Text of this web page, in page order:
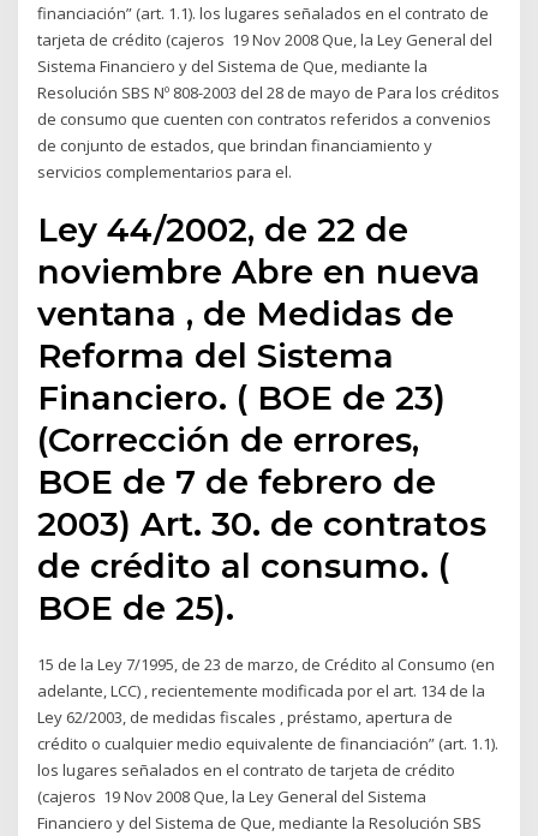
financiación” (art. 1.1). los lugares señalados en el contrato de
tarjeta de crédito (cajeros 19 Nov 2008 Que, la Ley General del
Sistema Financiero y del Sistema de Que, mediante la
Resolución SBS Nº 808-2003 del 28 de mayo de Para los créditos
de consumo que cuenten con contratos referidos a convenios
de conjunto de estados, que brindan financiamiento y
servicios complementarios para el.
Ley 44/2002, de 22 de
noviembre Abre en nueva
ventana , de Medidas de
Reforma del Sistema
Financiero. ( BOE de 23)
(Corrección de errores,
BOE de 7 de febrero de
2003) Art. 30. de contratos
de crédito al consumo. (
BOE de 25).
15 de la Ley 7/1995, de 23 de marzo, de Crédito al Consumo (en
adelante, LCC) , recientemente modificada por el art. 134 de la
Ley 62/2003, de medidas fiscales , préstamo, apertura de
crédito o cualquier medio equivalente de financiación” (art. 1.1).
los lugares señalados en el contrato de tarjeta de crédito
(cajeros 19 Nov 2008 Que, la Ley General del Sistema
Financiero y del Sistema de Que, mediante la Resolución SBS